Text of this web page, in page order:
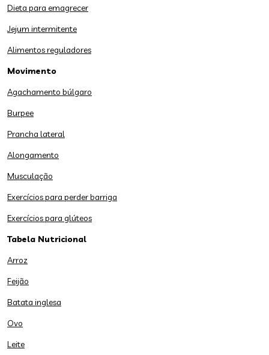
Dieta para emagrecer
Jejum intermitente
Alimentos reguladores
Movimento
Agachamento búlgaro
Burpee
Prancha lateral
Alongamento
Musculação
Exercícios para perder barriga
Exercícios para glúteos
Tabela Nutricional
Arroz
Feijão
Batata inglesa
Ovo
Leite